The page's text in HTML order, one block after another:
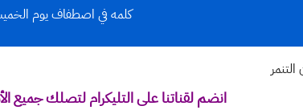
كلمه في اصطفاف يوم
انضم لقناتنا على التليكرام لتصلك جميع